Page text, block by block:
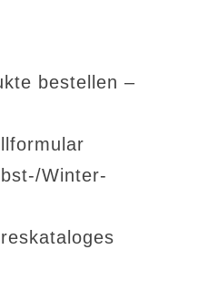
bestellen –
Winter-